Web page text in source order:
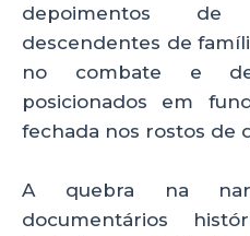
depoimentos de
descendentes de
no combate e de
posicionados em
fechada nos rostos de
A quebra na
documentários